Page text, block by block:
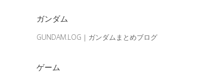
ガンダム
GUNDAM.LOG｜ガンダムまとめブログ
ゲーム